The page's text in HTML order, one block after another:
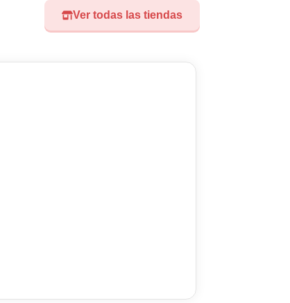
Ver todas las tiendas